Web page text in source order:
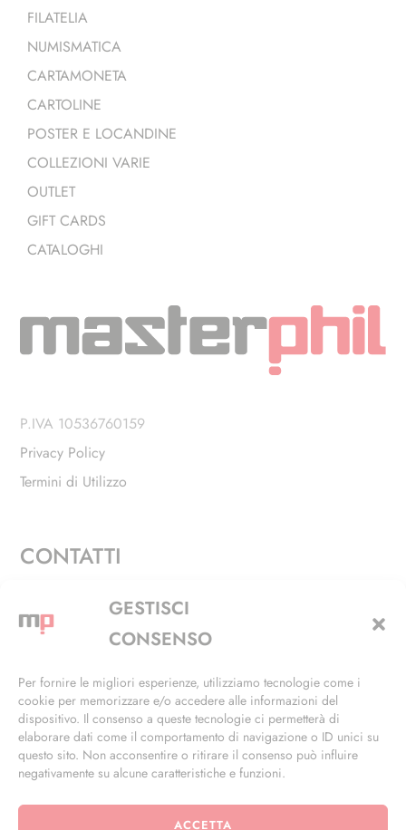
GESTISCI
CONSENSO
Per fornire le migliori esperienze, utilizziamo tecnologie come i
cookie per memorizzare e/o accedere alle informazioni del
dispositivo. Il consenso a queste tecnologie ci permetterà di
elaborare dati come il comportamento di navigazione o ID unici su
questo sito. Non acconsentire o ritirare il consenso può influire
negativamente su alcune caratteristiche e funzioni.
ACCETTA
FILATELIA
NUMISMATICA
CARTAMONETA
CARTOLINE
POSTER E LOCANDINE
COLLEZIONI VARIE
OUTLET
GIFT CARDS
CATALOGHI
P.IVA 10536760159
Privacy Policy
Termini di Utilizzo
CONTATTI
Via Alfieri, 27 - Trezzano Sul Naviglio (MI)
+39 02 4846 3155
info@masterphil.it